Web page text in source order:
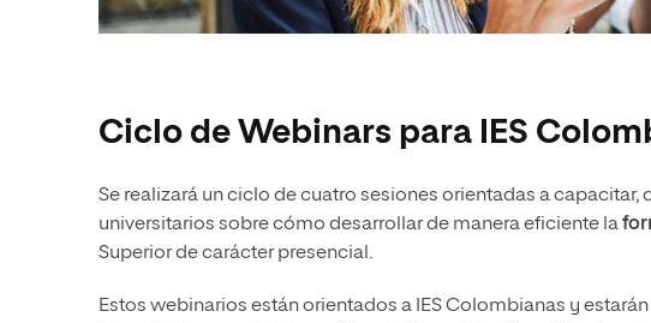
Ciclo de Webinars para IES
Se realizará un ciclo de cuatro sesiones orientadas a
universitarios sobre cómo desarrollar de manera eficiente la
Superior de carácter presencial.
Estos webinarios están orientados a IES Colombianas y